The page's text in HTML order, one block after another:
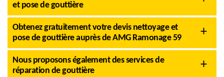
et pose de gouttière
Obtenez gratuitement votre devis nettoyage et
pose de gouttière auprès de AMG Ramonage 59
Nous proposons également des services de
réparation de gouttière